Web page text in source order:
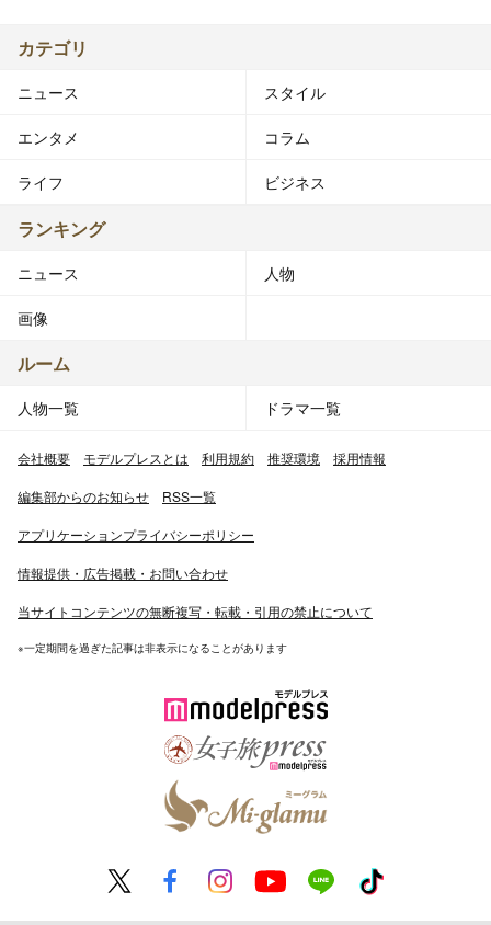
カテゴリ
ニュース スタイル
エンタメ コラム
ライフ ビジネス
ランキング
ニュース 人物
画像
ルーム
人物一覧 ドラマ一覧
会社概要 モデルプレスとは 利用規約 推奨環境 採用情報
編集部からのお知らせ RSS一覧
アプリケーションプライバシーポリシー
情報提供・広告掲載・お問い合わせ
当サイトコンテンツの無断複写・転載・引用の禁止について
※一定期間を過ぎた記事は非表示になることがあります